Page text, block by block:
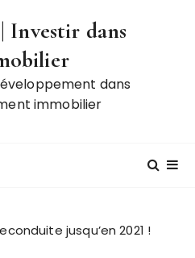
Investir dans
dans
immobilier
jusqu’en 2021 !